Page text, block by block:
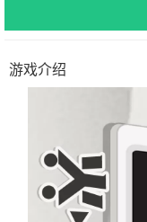
游戏介绍